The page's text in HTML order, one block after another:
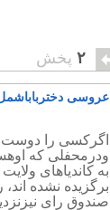
۲ پخش
عروسی
اگرکسی را دوست
ودرمحفلی که
به کاندیاهای
برگزیده نشده
صندوق رای